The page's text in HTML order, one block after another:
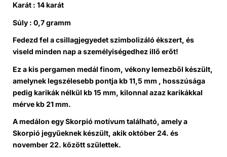
Karát : 14 karát
Súly : 0,7 gramm
Fedezd fel a csillagjegyedet szimbolizáló ékszert, és
viseld minden nap a személyiségedhez illő erőt!
Ez a kis pergamen medál finom, vékony lemezből készült,
amelynek legszélesebb pontja kb 11,5 mm , hosszúsága
pedig karikák nélkül kb 15 mm, kilonnal azaz karikákkal
mérve kb 21 mm.
A medálon egy Skorpió motívum található, amely a
Skorpió jegyűeknek készült, akik október 24. és
november 22. között születtek.